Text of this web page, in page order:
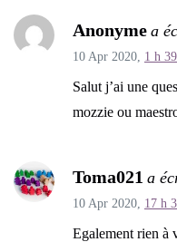
Anonyme a
10 Apr 2020, 1 h
Salut j’ai une
mozzie ou
Toma021 a
10 Apr 2020, 17 h
Egalement rien à